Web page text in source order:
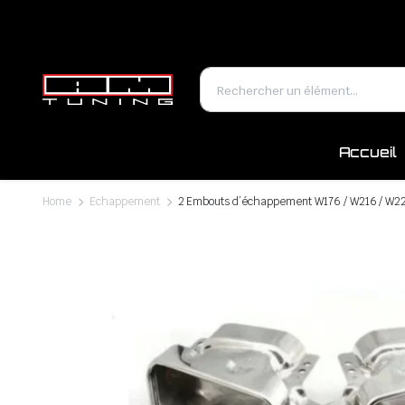
Accueil
Home Echappement 2 Embouts d’échappement W176 / W216 /